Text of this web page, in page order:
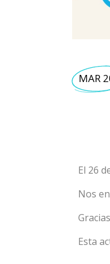
MAR
El 26
Nos
Esta